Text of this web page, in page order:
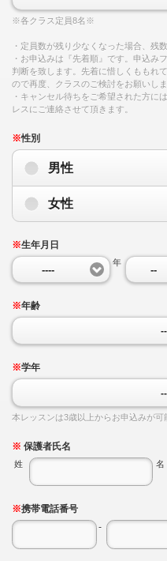
※各クラス定員8名※
・定員数が残り少なくなった場合、残
・お申込みは『先着順』です。申込み
判断を致します。先着に惜しくももれ
ので再度、クラスのご検討をお願いしま
・キャンセル待ちをご希望された方に
レスにご連絡させて頂きます。
※性別
男性
女性
※生年月日
----
年
--
※年齢
※学年
本レッスンは3歳以上からお申込みが可
※ 保護者氏名
姓 名
※携帯電話番号
-